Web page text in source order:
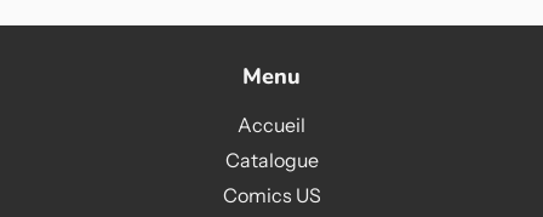
Menu
Accueil
Catalogue
Comics US